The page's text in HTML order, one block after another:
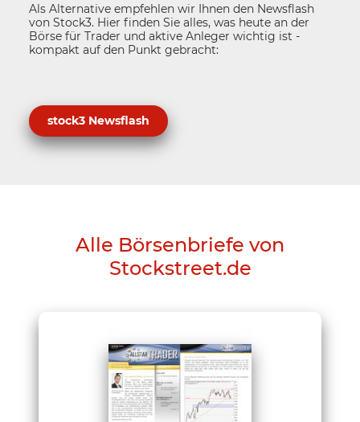
Als Alternative empfehlen wir Ihnen den Newsflash
von Stock3. Hier finden Sie alles, was heute an der
Börse für Trader und aktive Anleger wichtig ist -
kompakt auf den Punkt gebracht:
stock3 Newsflash
Alle Börsenbriefe von
Stockstreet.de